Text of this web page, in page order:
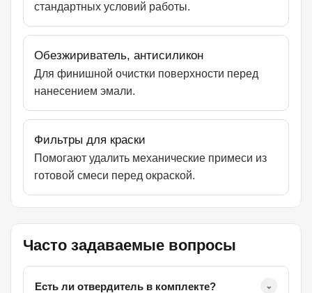
стандартных условий работы.
Обезжириватель, антисиликон
Для финишной очистки поверхности перед
нанесением эмали.
Фильтры для краски
Помогают удалить механические примеси из
готовой смеси перед окраской.
Часто задаваемые вопросы
Есть ли отвердитель в комплекте? ⌄